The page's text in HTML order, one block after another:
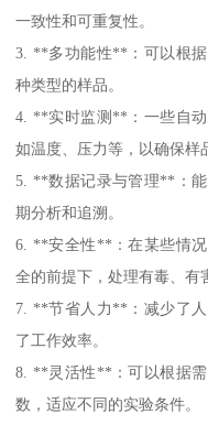
一致性和可重复性。
3. **多功能性**：可以根
种类型的样品。
4. **实时监测**：一些自
如温度、压力等，以确保样
5. **数据记录与管理**：
期分析和追溯。
6. **安全性**：在某些情
全的前提下，处理有毒、有
7. **节省人力**：减少了
了工作效率。
8. **灵活性**：可以根据
数，适应不同的实验条件。